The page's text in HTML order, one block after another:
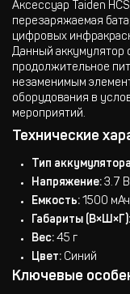
Аксессуар Taiden
перезаряжаемая
цифровых
Данный аккумулятор
продолжительное
незаменимым
оборудования в
мероприятий.
Технические
Тип
Напряжение: 3.7 В
Емкость: 1500 мАч
Габариты (В×Ш×Г):
Вес: 45 г
Цвет: Синий
Ключевые